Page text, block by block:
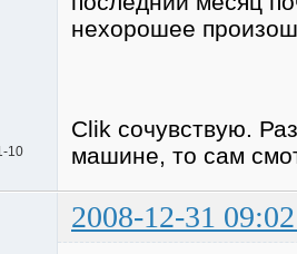
10
нехорошее
Clik сочувствую.
машине, то сам
2008-12-31